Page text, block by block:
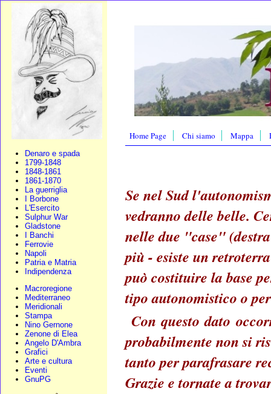
Denaro e spada
1799-1848
1848-1861
1861-1870
La guerriglia
I Borbone
L'Esercito
Sulphur War
Gladstone
I Banchi
Ferrovie
Napoli
Patria e Matria
Indipendenza
Macroregione
Mediterraneo
Meridionali
Stampa
Nino Gernone
Zenone di Elea
Angelo D'Ambra
Grafici
Arte e cultura
Eventi
GnuPG
Home Page Chi siamo Mappa
Se nel Sud
vedranno delle belle.
nelle due "case"
più - esiste un
può costituire la base
tipo autonomistico o
Con questo dato
probabilmente non si
tanto per parafrasare
Grazie e tornate a